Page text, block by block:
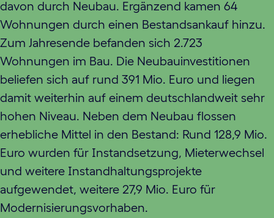
davon durch Neubau. Ergänzend kamen 64
Wohnungen durch einen Bestandsankauf hinzu.
Zum Jahresende befanden sich 2.723
Wohnungen im Bau. Die Neubauinvestitionen
beliefen sich auf rund 391 Mio. Euro und liegen
damit weiterhin auf einem deutschlandweit sehr
hohen Niveau. Neben dem Neubau flossen
erhebliche Mittel in den Bestand: Rund 128,9 Mio.
Euro wurden für Instandsetzung, Mieterwechsel
und weitere Instandhaltungsprojekte
aufgewendet, weitere 27,9 Mio. Euro für
Modernisierungsvorhaben.